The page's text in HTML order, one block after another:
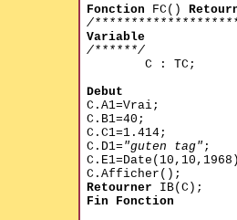
Fonction FC()
/
Variable
/******/
C : TC;
Debut
C.A1=Vrai;
C.B1=40;
C.C1=1.414;
C.D1= "guten tag" ;
C.Afficher();
Retourner IB(C);
Fin Fonction